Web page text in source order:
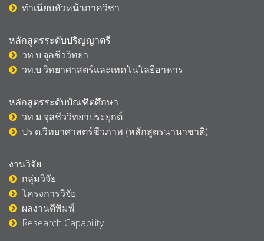
ทำเนียบหัวหน้าภาควิชา
หลักสูตรระดับปริญญาตรี
วท.บ.จุลชีววิทยา
วท.บ.วิทยาศาสตร์และเทคโนโลยีอาหาร
หลักสูตรระดับบัณฑิตศึกษา
วท.ม.จุลชีววิทยาประยุกต์
ปร.ด.วิทยาศาสตร์ชีวภาพ (หลักสูตรนานาชาติ)
งานวิจัย
กลุ่มวิจัย
โครงการวิจัย
ผลงานตีพิมพ์
Research Capability